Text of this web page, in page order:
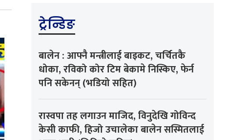
ट्रेन्डिङ
बालेन : आफ्नै मन्त्रीलाई बाइकट, चर्चितकै
धोका, रविको कोर टिम बेकामे निस्किए, फेर्न
पनि सकेनन् (भडियो सहित)
रास्वपा तह लगाउन माजिद, विनुदेखि गोविन्द
केसी काफी, हिजो उचालेका बालेन सस्मितलाई